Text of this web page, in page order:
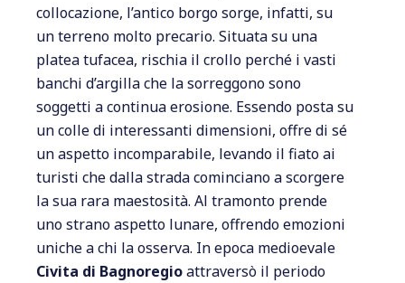
collocazione, l’antico borgo sorge, infatti, su
un terreno molto precario. Situata su una
platea tufacea, rischia il crollo perché i vasti
banchi d’argilla che la sorreggono sono
soggetti a continua erosione. Essendo posta su
un colle di interessanti dimensioni, offre di sé
un aspetto incomparabile, levando il fiato ai
turisti che dalla strada cominciano a scorgere
la sua rara maestosità. Al tramonto prende
uno strano aspetto lunare, offrendo emozioni
uniche a chi la osserva. In epoca medioevale
Civita di Bagnoregioattraversò il periodo